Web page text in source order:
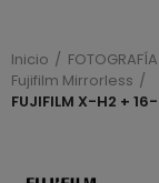
Inicio FOTOGRAFÍA
Fujifilm Mirrorless
FUJIFILM X-H2 +